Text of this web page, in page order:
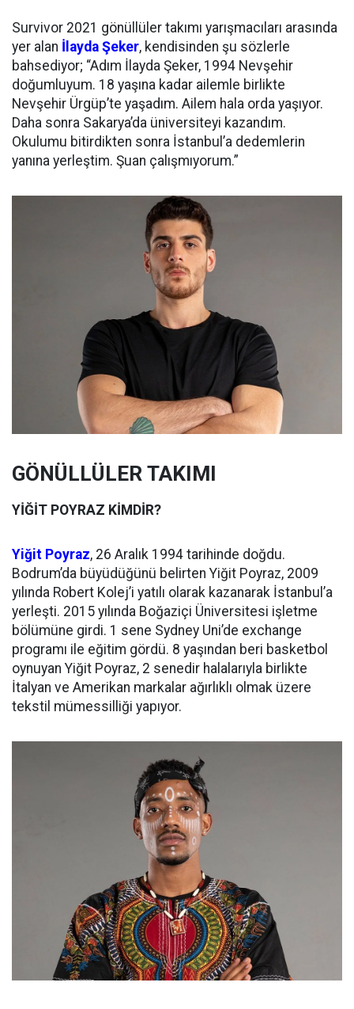
Survivor 2021 gönüllüler takımı yarışmacıları arasında
yer alan İlayda Şeker, kendisinden şu sözlerle
bahsediyor; “Adım İlayda Şeker, 1994 Nevşehir
doğumluyum. 18 yaşına kadar ailemle birlikte
Nevşehir Ürgüp’te yaşadım. Ailem hala orda yaşıyor.
Daha sonra Sakarya’da üniversiteyi kazandım.
Okulumu bitirdikten sonra İstanbul’a dedemlerin
yanına yerleştim. Şuan çalışmıyorum.”
GÖNÜLLÜLER TAKIMI
YİĞİT POYRAZ KİMDİR?
Yiğit Poyraz, 26 Aralık 1994 tarihinde doğdu.
Bodrum’da büyüdüğünü belirten Yiğit Poyraz, 2009
yılında Robert Kolej’i yatılı olarak kazanarak İstanbul’a
yerleşti. 2015 yılında Boğaziçi Üniversitesi işletme
bölümüne girdi. 1 sene Sydney Uni’de exchange
programı ile eğitim gördü. 8 yaşından beri basketbol
oynuyan Yiğit Poyraz, 2 senedir halalarıyla birlikte
İtalyan ve Amerikan markalar ağırlıklı olmak üzere
tekstil mümessilliği yapıyor.